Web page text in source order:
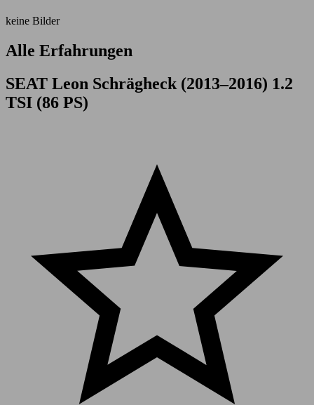
keine Bilder
Alle Erfahrungen
SEAT Leon Schrägheck (2013–2016) 1.2
TSI (86 PS)